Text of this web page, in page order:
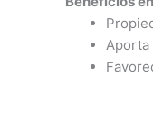
Aporta